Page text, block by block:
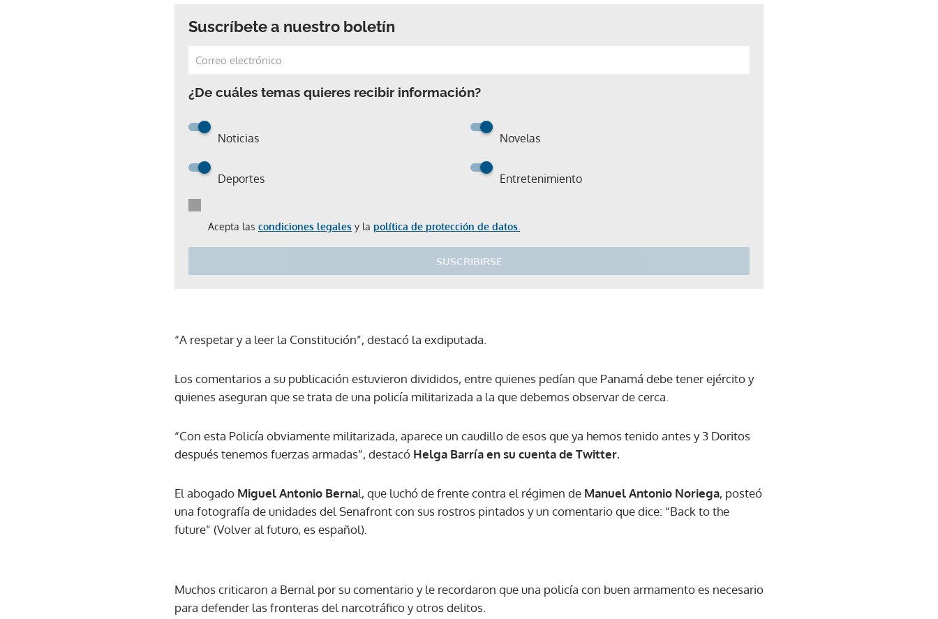
Suscríbete a nuestro boletín
¿De cuáles temas quieres recibir información?
Noticias Novelas
Deportes Entretenimiento
Acepta las condiciones legales y la política de protección de datos.
SUSCRIBIRSE
Gracias por suscribirte a nuestro boletín.
ACEPTAR
“A respetar y a leer la Constitución”, destacó la exdiputada.
Los comentarios a su publicación estuvieron divididos, entre quienes pedían que Panamá debe tener ejército y
quienes aseguran que se trata de una policía militarizada a la que debemos observar de cerca.
“Con esta Policía obviamente militarizada, aparece un caudillo de esos que ya hemos tenido antes y 3 Doritos
después tenemos fuerzas armadas”, destacó Helga Barría en su cuenta de Twitter.
El abogado Miguel Antonio Bernal, que luchó de frente contra el régimen de Manuel Antonio Noriega, posteó
una fotografía de unidades del Senafront con sus rostros pintados y un comentario que dice: “Back to the
future” (Volver al futuro, es español).
Muchos criticaron a Bernal por su comentario y le recordaron que una policía con buen armamento es necesario
para defender las fronteras del narcotráfico y otros delitos.